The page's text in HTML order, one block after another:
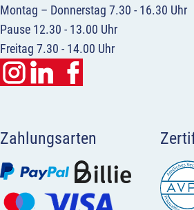
Montag – Donnerstag 7.30 - 16.30 Uhr
Pause 12.30 - 13.00 Uhr
Freitag 7.30 - 14.00 Uhr
Zahlungsarten